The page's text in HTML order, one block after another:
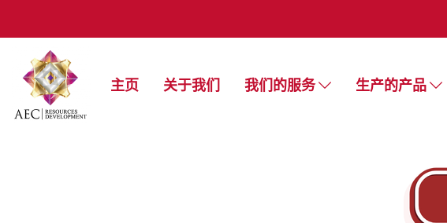
主页 关于我们 我们的服务 生产的产品